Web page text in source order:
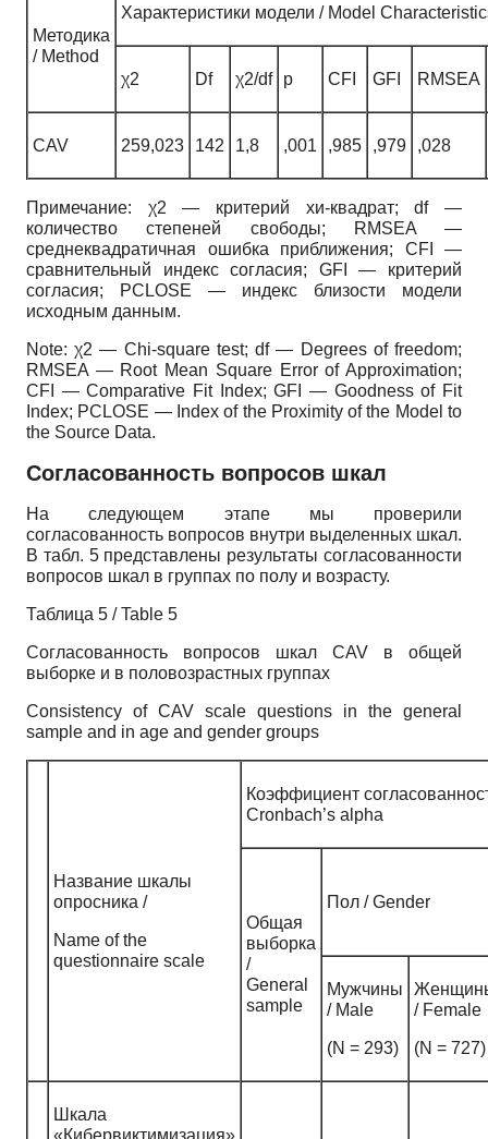
Методика
/ Method
Характеристики модели / Model
χ2 Df χ2/df p CFI GFI RMSEA
CAV 259,023 142 1,8 ,001 ,985 ,979 ,028
Примечание: χ2 — критерий хи-квадрат; df —
количество степеней свободы; RMSEA —
среднеквадратичная ошибка приближения; CFI —
сравнительный индекс согласия; GFI — критерий
согласия; PCLOSE — индекс близости модели
исходным данным.
Notе: χ2 — Chi-square test; df — Degrees of freedom;
RMSEA — Root Mean Square Error of Approximation;
CFI — Comparative Fit Index; GFI — Goodness of Fit
Index; PCLOSE — Index of the Proximity of the Model to
the Source Data.
Согласованность вопросов шкал
На следующем этапе мы проверили
согласованность вопросов внутри выделенных шкал.
В табл. 5 представлены результаты согласованности
вопросов шкал в группах по полу и возрасту.
Таблица 5 / Table 5
Согласованность вопросов шкал CAV в общей
выборке и в половозрастных группах
Consistency of CAV scale questions in the general
sample and in age and gender groups
Название шкалы
опросника /
Name of the
questionnaire scale
Коэффициент
Cronbach’s alpha
Общая
выборка
/
General
sample
Пол / Gender
Мужчины
/ Male
(N = 293)
/ Female
(N = 727)
Шкала